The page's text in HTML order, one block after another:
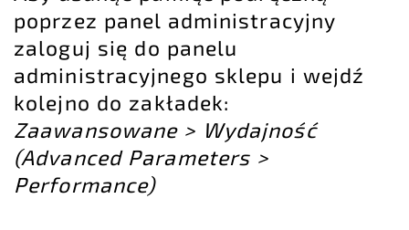
poprzez panel administracyjny
zaloguj się do panelu
administracyjnego sklepu i wejdź
kolejno do zakładek:
Zaawansowane > Wydajność
(Advanced Parameters >
Performance)